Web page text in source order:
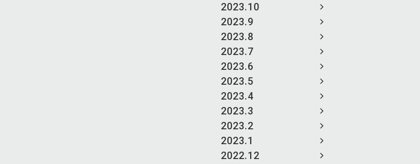
2023.10
2023.9
2023.8
2023.7
2023.6
2023.5
2023.4
2023.3
2023.2
2023.1
2022.12